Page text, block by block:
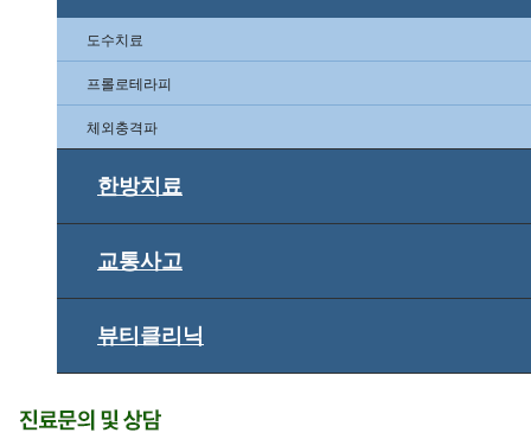
도수치료
프롤로테라피
체외충격파
한방치료
교통사고
뷰티클리닉